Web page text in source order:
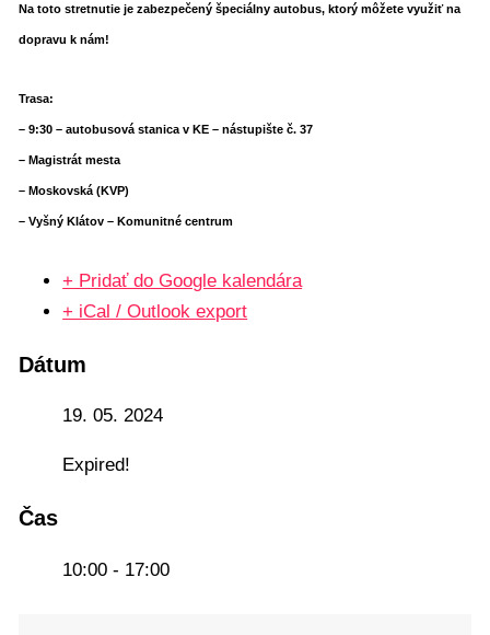
Na toto stretnutie je zabezpečený špeciálny autobus, ktorý môžete využiť na
dopravu k nám!
Trasa:
– 9:30 – autobusová stanica v KE – nástupište č. 37
– Magistrát mesta
– Moskovská (KVP)
– Vyšný Klátov – Komunitné centrum
+ Pridať do Google kalendára
+ iCal / Outlook export
Dátum
19. 05. 2024
Expired!
Čas
10:00 - 17:00